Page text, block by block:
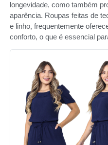
longevidade, como também
aparência. Roupas feitas de
e linho, frequentemente
conforto, o que é essencial